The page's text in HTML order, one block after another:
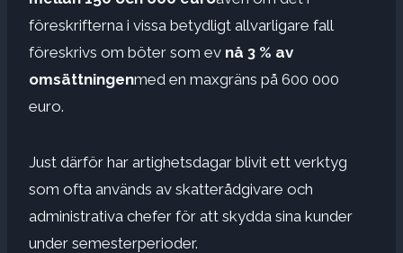
föreskrifterna i vissa betydligt allvarligare fall
föreskrivs om böter som ev nå 3 % av
omsättningenmed en maxgräns på 600 000
euro.
Just därför har artighetsdagar blivit ett verktyg
som ofta används av skatterådgivare och
administrativa chefer för att skydda sina kunder
under semesterperioder.